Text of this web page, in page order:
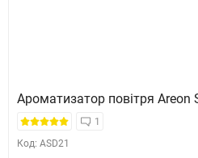
Ароматизатор повітря Areon
1
Код: ASD21